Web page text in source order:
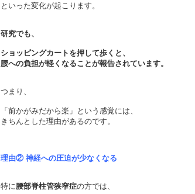
といった変化が起こります。
研究でも、
ショッピングカートを押して歩くと、
腰への負担が軽くなることが報告されています。
つまり、
「前かがみだから楽」という感覚には、
きちんとした理由があるのです。
理由② 神経への圧迫が少なくなる
特に腰部脊柱管狭窄症の方では、